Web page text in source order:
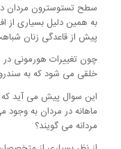
سطح تستوسترون مردان
به همین دلیل بسیاری از
پیش از قاعدگی زنان
چون تغییرات هورمونی
خلقی می شود که به
این سوال پیش می آید که
ماهانه در مردان به وجود
مردانه می گویند؟